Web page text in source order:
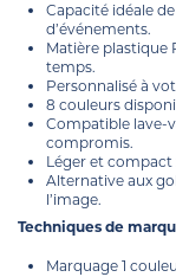
Capacité idéale
d’événements.
Matière plastique
temps.
Personnalisé à
8 couleurs
Compatible lave-
compromis.
Léger et compact
Alternative aux
l’image.
Techniques de
Marquage 1